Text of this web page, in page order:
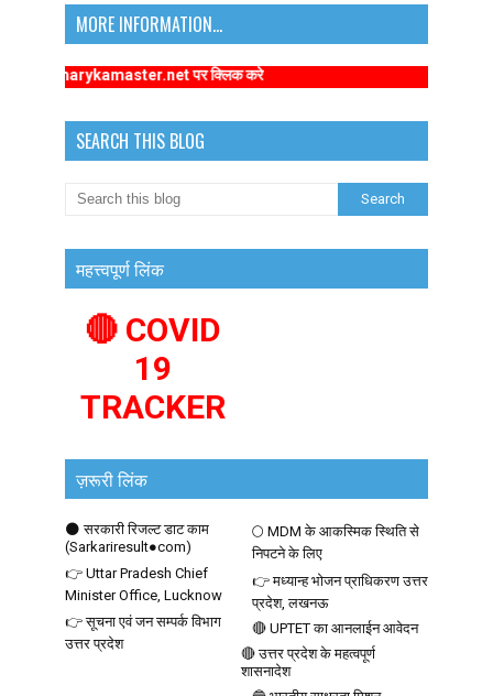
MORE INFORMATION...
पर क्लिक करे
SEARCH THIS BLOG
महत्त्वपूर्ण लिंक
🔴 COVID
19
TRACKER
ज़रूरी लिंक
🌑 सरकारी रिजल्ट डाट काम
(Sarkariresult●com)
🌕 MDM के आकस्मिक स्थिति से
निपटने के लिए
👉 Uttar Pradesh Chief
Minister Office, Lucknow
👉 मध्यान्ह भोजन प्राधिकरण उत्तर
प्रदेश, लखनऊ
👉 सूचना एवं जन सम्पर्क विभाग
उत्तर प्रदेश
🔴 UPTET का आनलाईन आवेदन
🔴 उत्तर प्रदेश के महत्वपूर्ण
शासनादेश